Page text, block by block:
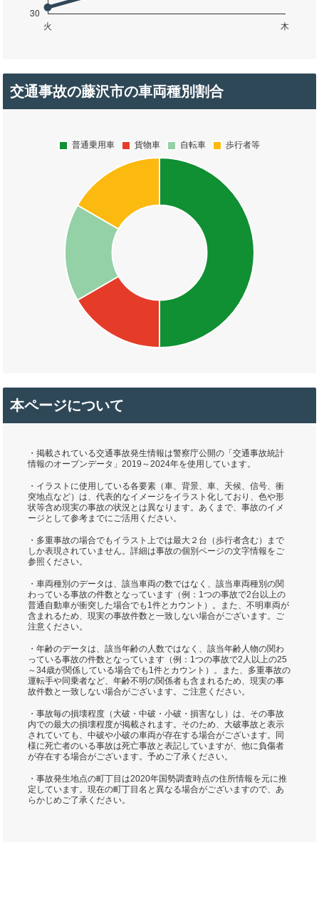
交通事故の藤沢市の車両種別割合
本ページについて
・掲載されている交通事故発生情報は警察庁公開の「交通事故統計
情報のオープンデータ」2019～2024年を使用しています。
・イラストに使用している各要素（車、背景、車、天候、信号、衝
突地点など）は、代表的なイメージをイラスト化しており、色や形
状等含め現実の事故の状況とは異なります。あくまで、事故のイメ
ージとして参考までにご活用ください。
・多重事故の場合でもイラスト上では最大２台（歩行者含む）まで
しか表現されていません。詳細は事故の個別ページの文字情報をご
参照ください。
・車両種別のデータは、該当車両の数ではなく、該当車両種別の関
わっている事故の件数となっています（例：1つの事故で2台以上の
普通自動車が衝突した場合でも1件とカウント）。また、不明車両が
含まれるため、現実の事故件数と一致しない場合がございます。ご
注意ください。
・年齢のデータは、該当年齢の人数ではなく、該当年齢人物の関わ
っている事故の件数となっています（例：1つの事故で2人以上の25
～34歳が関係している場合でも1件とカウント）。また、多重事故の
運転手や同乗者など、年齢不明の関係者も含まれるため、現実の事
故件数と一致しない場合がございます。ご注意ください。
・事故毎の損壊程度（大破・中破・小破・損害なし）は、その事故
内での最大の損壊程度が掲載されます。そのため、大破事故と表示
されていても、中破や小破の車両が存在する場合がございます。同
様に死亡者のいる事故は死亡事故と表記していますが、他に負傷者
が存在する場合がございます。予めご了承ください。
・事故発生地点の町丁目は2020年国勢調査時点の住所情報を元に推
定しています。現在の町丁目名と異なる場合がございますので、あ
らかじめご了承ください。